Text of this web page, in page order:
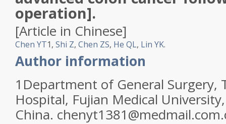
operation].
[Article in Chinese]
Chen YT1, Shi Z, Chen ZS, He QL, Lin YK.
Author information
1 Department of General Surgery,
Hospital, Fujian Medical
China.